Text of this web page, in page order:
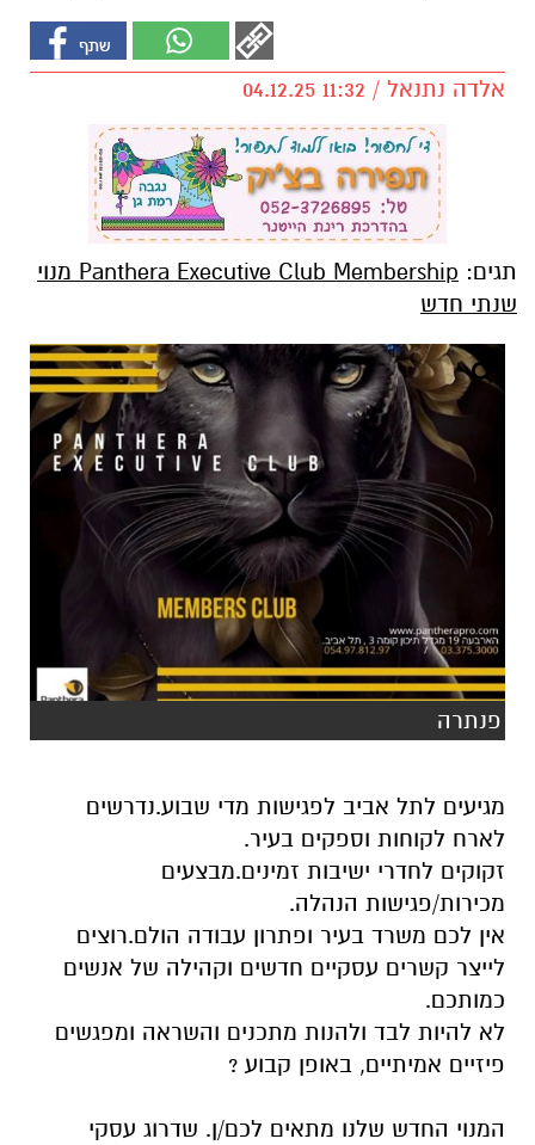
אלדה נתנאל / 11:32 04.12.25
תגים:
Panthera Executive Club Membership מנוי
שנתי חדש
פנתרה
מגיעים לתל אביב לפגישות מדי שבוע.נדרשים
לארח לקוחות וספקים בעיר.
זקוקים לחדרי ישיבות זמינים.מבצעים
מכירות/פגישות הנהלה.
אין לכם משרד בעיר ופתרון עבודה הולם.רוצים
לייצר קשרים עסקיים חדשים וקהילה של אנשים
כמותכם.
לא להיות לבד ולהנות מתכנים והשראה ומפגשים
פיזיים אמיתיים, באופן קבוע ?
המנוי החדש שלנו מתאים לכם/ן. שדרוג עסקי